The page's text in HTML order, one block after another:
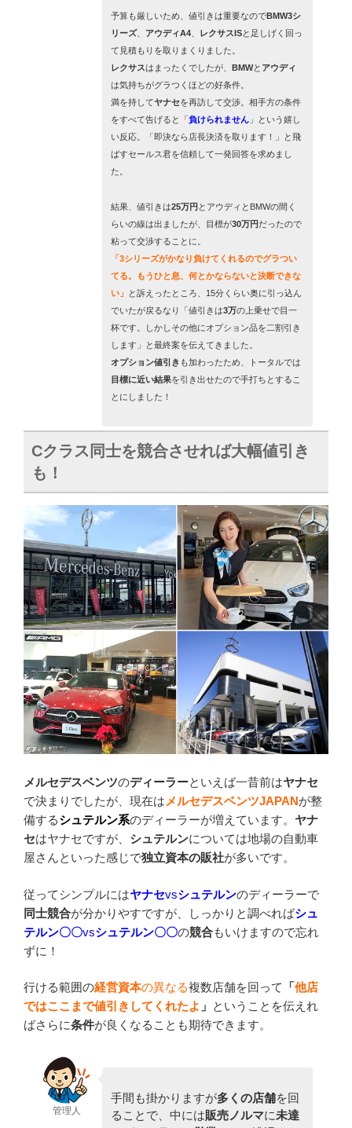
予算も厳しいため、値引きは重要なのでBMW3シ
リーズ、 アウディA4 レクサスISと足しげく回っ
て見積もりを取りまくりました。
レクサスはまったくでしたが、 BMWと アウディ
は気持ちがグラつくほどの好条件。
満を持してヤナセを再訪して交渉。相手方の条件
をすべて告げると「 負けられません 」という嬉し
い反応。「即決なら店長決済を取ります！」と飛
ばすセールス君を信頼して一発回答を求めまし
た。
結果、値引きは25万円 とアウディとBMWの間く
らいの線は出ましたが、目標が30万円 だったので
粘って交渉することに。
「3シリーズがかなり負けてくれるのでグラつい
てる。もうひと息、何とかならないと決断できな
い」
と訴えったところ、15分くらい奥に引っ込ん
でいたが戻るなり
「値引きは3万の上乗せで目一
杯です。しかしその他にオプション品を二割引き
します」
と最終案を伝えてきました。
オプション値引き も加わったため、トータルでは
目標に近い結果を引き出せたので手打ちとするこ
とにしました！
Cクラス同士を競合させれば大幅値引き
も！
メルセデスベンツのディーラーといえば一昔前はヤナセ
で決まりでしたが、現在は メルセデスベンツJAPANが整
備するシュテルン系のディーラーが増えています。 ヤナ
セはヤナセですが、 シュテルンについては地場の自動車
屋さんといった感じで独立資本の販社が多いです。
従ってシンプルにはヤナセvsシュテルンのディーラーで
同士競合が分かりやすですが、しっかりと調べればシュ
テルン〇〇vsシュテルン〇〇の競合もいけますので忘れ
ずに！
行ける範囲の経営資本の異なる複数店舗を回って 「他店
ではここまで値引きしてくれたよ 」 ということを伝えれ
ばさらに条件が良くなることも期待できます。
管理人
手間も掛かりますが多くの店舗を回
ることで、中には販売ノルマに未達